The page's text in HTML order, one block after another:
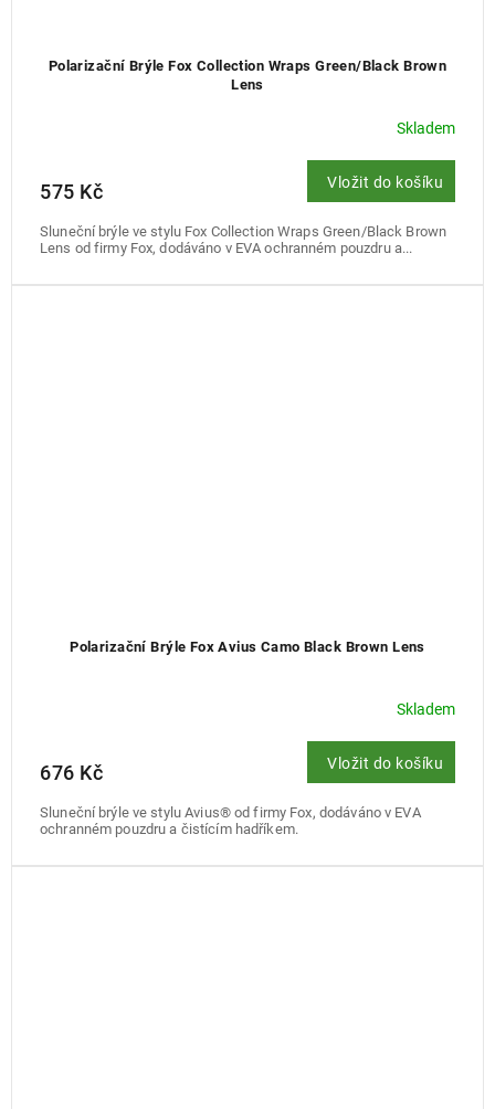
Polarizační Brýle Fox Collection Wraps Green/Black Brown
Lens
Skladem
575 Kč Vložit do košíku
Sluneční brýle ve stylu Fox Collection Wraps Green/Black Brown
Lens od firmy Fox, dodáváno v EVA ochranném pouzdru a...
Polarizační Brýle Fox Avius Camo Black Brown Lens
Skladem
676 Kč Vložit do košíku
Sluneční brýle ve stylu Avius® od firmy Fox, dodáváno v EVA
ochranném pouzdru a čistícím hadříkem.